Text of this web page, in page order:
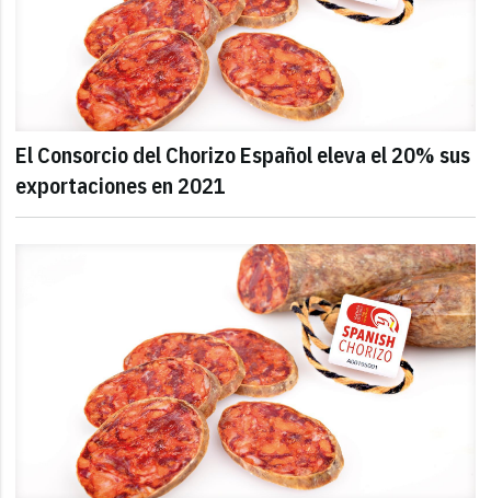
El Consorcio del Chorizo Español eleva el 20% sus
exportaciones en 2021